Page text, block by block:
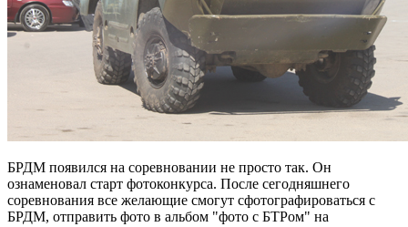
БРДМ появился на соревновании не просто так. Он
ознаменовал старт фотоконкурса. После сегодняшнего
соревнования все желающие смогут сфотографироваться с
БРДМ, отправить фото в альбом "фото с БТРом" на